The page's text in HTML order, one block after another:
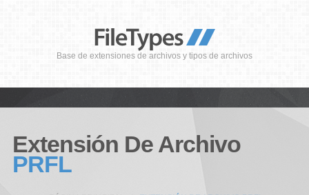
Base de extensiones de archivos y tipos de archivos
Extensión De Archivo
PRFL